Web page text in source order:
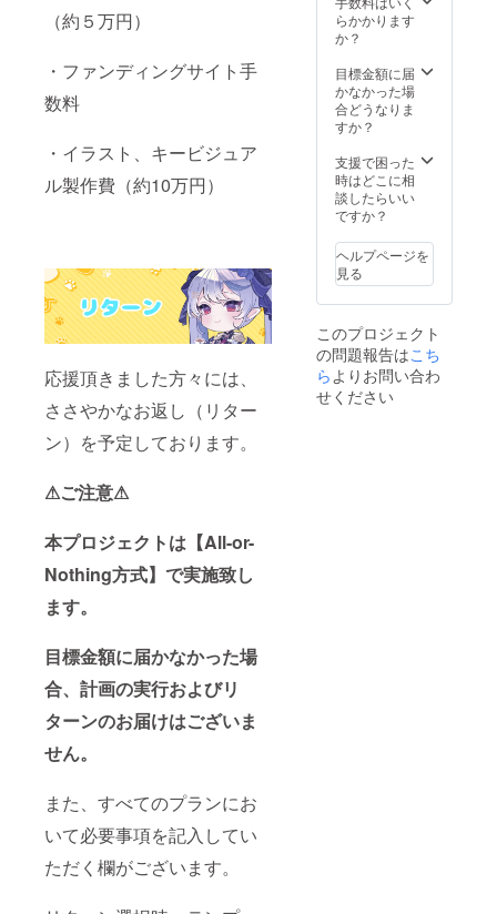
（約５万円）
・ファンディングサイト手
数料
・イラスト、キービジュア
ル製作費（約10万円）
応援頂きました方々には、
ささやかなお返し（リター
ン）を予定しております。
⚠ご注意⚠
本プロジェクトは 【All-or-
Nothing方式】で実施致し
ます。
目標金額に届かなかった場
合、計画の実行およびリ
ターンのお届けはございま
せん。
また、すべてのプランにお
いて必要事項を記入してい
ただく欄がございます。
らかかります
か？
目標金額に届
かなかった場
合どうなりま
すか？
支援で困った
時はどこに相
談したらいい
ですか？
ヘルプページを
見る
このプロジェクト
の問題報告はこち
らよりお問い合わ
せください